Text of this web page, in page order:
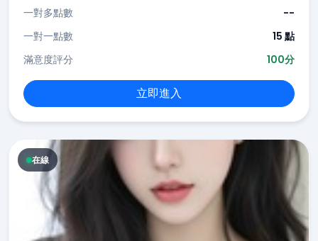
一對多點數
--
一對一點數
15 點
滿意度評分
100分
立即進入
在線